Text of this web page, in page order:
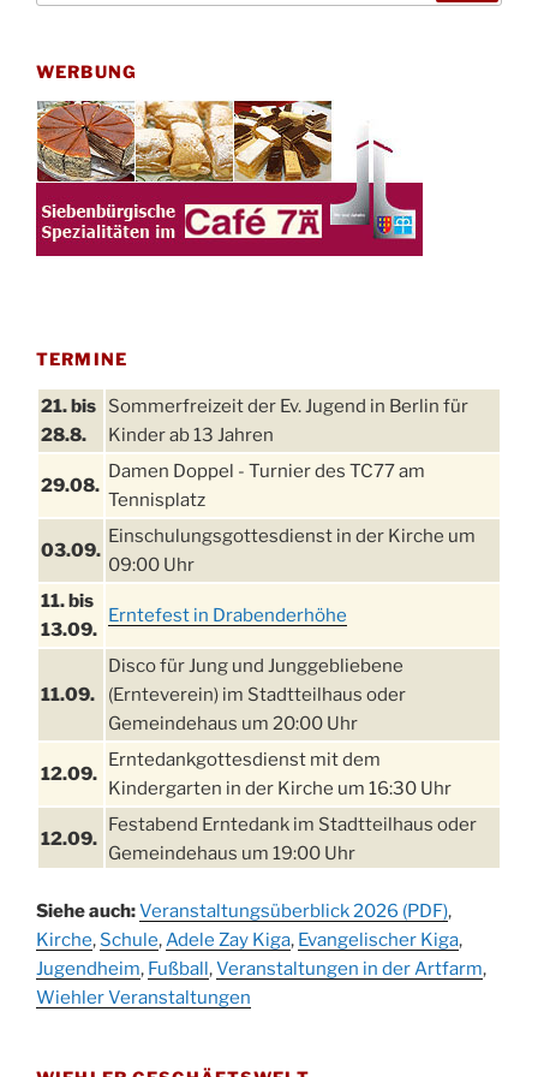
WERBUNG
TERMINE
21. bis
28.8.
Sommerfreizeit der Ev. Jugend in Berlin für
Kinder ab 13 Jahren
29.08.
Damen Doppel - Turnier des TC77 am
Tennisplatz
03.09.
Einschulungsgottesdienst in der Kirche um
09:00 Uhr
11. bis
13.09.
Erntefest in Drabenderhöhe
11.09.
Disco für Jung und Junggebliebene
(Ernteverein) im Stadtteilhaus oder
Gemeindehaus um 20:00 Uhr
12.09.
Erntedankgottesdienst mit dem
Kindergarten in der Kirche um 16:30 Uhr
12.09.
Festabend Erntedank im Stadtteilhaus oder
Gemeindehaus um 19:00 Uhr
13.09.
Stadtteilhaus um 14:00 Uhr
19.09.
Schlagerabend im Stadtteilhaus
Drabenderhöhe
Siehe auch:Veranstaltungsüberblick 2026 (PDF),
Kirche, Schule,Adele Zay Kiga, Evangelischer Kiga,
Jugendheim, Fußball,Veranstaltungen in der Artfarm,
Wiehler Veranstaltungen